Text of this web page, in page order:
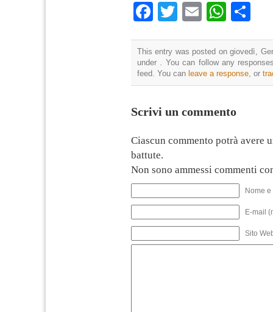
Facebook
TwitterEmail
This entry was posted on giovedì,
under . You can follow any
feed. You can leave a response, or
Scrivi un commento
Ciascun commento potrà avere
battute.
Non sono ammessi commenti
Nome
E-mail
Sito